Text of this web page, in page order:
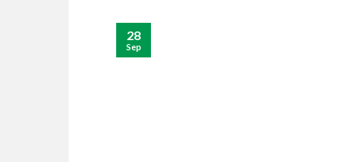
28
Sep